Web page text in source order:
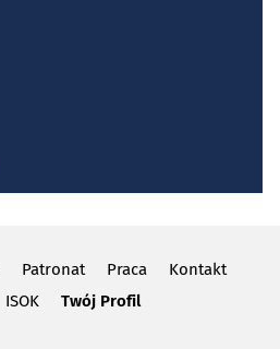
Patronat Praca
Kontakt
ISOK Twój Profil